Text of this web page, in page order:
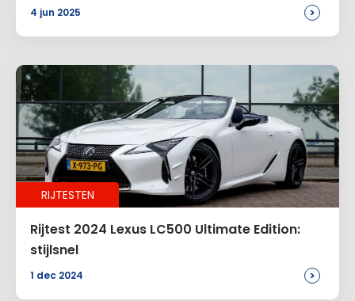
4 jun 2025 >
RIJTESTEN
Rijtest 2024 Lexus LC500 Ultimate Edition:
stijlsnel
1 dec 2024 >